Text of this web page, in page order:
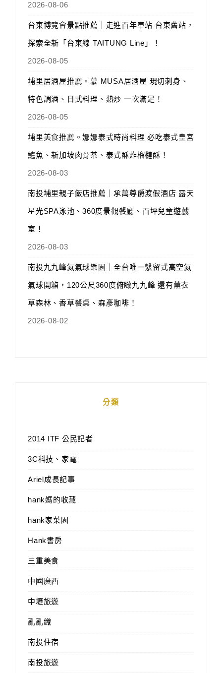
2026-08-06
台東博覽會景點推薦｜走進百年車站 台東舊站，
探索全新「台東線 TAITUNG Line」！
2026-08-05
埔里居酒屋推薦。慕 MUSA居酒屋 現切刺身、
特色調酒、日式料理、熱炒 一次滿足！
2026-08-05
埔里美食推薦。娜娜泰式時尚料理 必吃泰式皇宮
鱸魚、新加坡肉骨茶、泰式酥炸榴槤酥！
2026-08-03
南投埔里親子飯店推薦｜承萬尊爵渡假酒店 露天
星光SPA泳池、360度景觀餐廳、百坪兒童遊戲
室！
2026-08-03
南投九九峰氦氣球樂園｜全台唯一繫留式高空氦
氣球開箱，120公尺360度俯瞰九九峰 還有薰衣
草森林、香草餐桌、森彥咖啡！
2026-08-02
分類
2014 ITF 公民記者
3C科技、家電
Ariel成長記事
hank媽的收藏
hank家菜園
Hank書房
三重美食
中國廣西
中壢旅遊
亂亂織
南投住宿
南投旅遊